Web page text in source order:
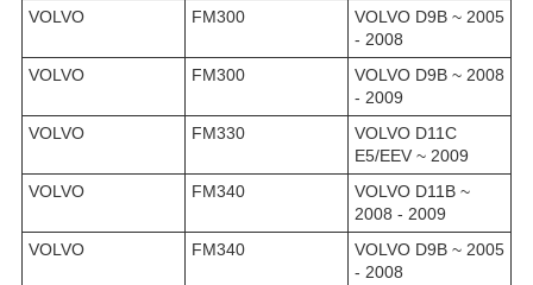
VOLVO
FM300
VOLVO D9B ~ 2005
- 2008
VOLVO
FM300
VOLVO D9B ~ 2008
- 2009
VOLVO
FM330
VOLVO D11C
E5/EEV ~ 2009
VOLVO
FM340
VOLVO D11B ~
2008 - 2009
VOLVO
FM340
VOLVO D9B ~ 2005
- 2008